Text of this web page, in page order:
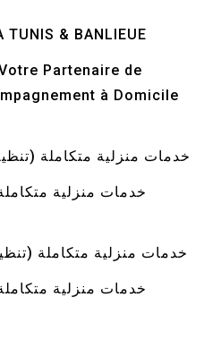
TUNIS & BANLIEUE
Partenaire de
à Domicile
خدمات منزلية متكاملة
خدمات منزلية
خدمات منزلية متكاملة
خدمات منزلية